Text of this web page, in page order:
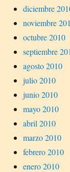
diciembre
noviembre
octubre 2010
septiembre
agosto 2010
julio 2010
junio 2010
mayo 2010
abril 2010
marzo 2010
febrero 2010
enero 2010